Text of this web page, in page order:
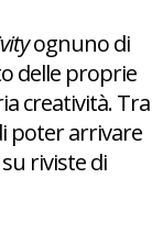
ognuno di
delle proprie
creatività. Tra
poter arrivare
riviste di